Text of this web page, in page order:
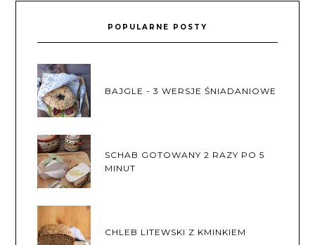
POPULARNE POSTY
BAJGLE - 3 WERSJE ŚNIADANIOWE
SCHAB GOTOWANY 2 RAZY PO 5
MINUT
CHLEB LITEWSKI Z KMINKIEM